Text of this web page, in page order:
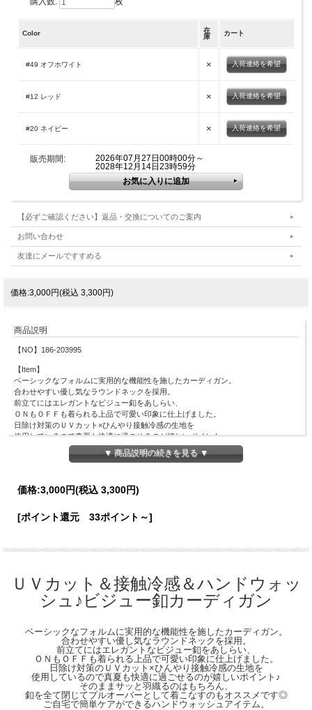
Color
在
庫
カート
#49 オフホワイト × 入荷連絡を希望
#12 レッド × 入荷連絡を希望
#20 ネイビー × 入荷連絡を希望
販売期間:
2026年07月27日00時00分～
2028年12月14日23時59分
【必ずご確認ください】返品・交換についてのご案内
お問い合わせ
友達にメールですすめる
価格:3,000円(税込 3,300円)
商品説明
【NO】186-203995
【Item】
ベーシックなフォルムに実用的な機能性を施したカーディガン。
合わせやすい優し気なラウンドネックを採用。
前立てにはエレガントなビジュー釦をあしらい、
ＯＮもＯＦＦも着られる上品で可愛い印象に仕上げました。
日除け対策のＵＶカット×ひんやり接触冷感の生地を
使用しているので真夏も快適に過ごせるのが嬉しいポイント♪
そのままサッと羽織るのはもちろん、
釦を全て閉じてプルオーバーとして着こなすのもオススメです◎
【Material】
【Detail】
肩幅：33cm
裾幅：33cm
【Color】#12 レッド/ #49 オフホワイト/ #20 ネイビー
【Attention】サイズは平置きサイズとなりますので測り方により誤差が出る場合が
ございます。 色合いはモニター環境により若干の誤差が出ます。 ライティングや
天候によりモデル画像と物撮り画像のカラーに違いある場合、物撮り画像の方が実
際のカラーに近い状態で撮影されておりますので、そちらを参考にしてくださいま
▼ 商品説明の続きを見る ▼
価格:3,000円(税込 3,300円)
[ポイント還元 33ポイント～]
ＵＶカット＆接触冷感＆ハンドウォッ
シュ♪ビジュー釦カーディガン
ベーシックなフォルムに実用的な機能性を施したカーディガン。
合わせやすい優し気なラウンドネックを採用。
前立てにはエレガントなビジュー釦をあしらい、
ＯＮもＯＦＦも着られる上品で可愛い印象に仕上げました。
日除け対策のＵＶカット×ひんやり接触冷感の生地を
使用しているので真夏も快適に過ごせるのが嬉しいポイント♪
そのままサッと羽織るのはもちろん、
釦を全て閉じてプルオーバーとして着こなすのもオススメです◎
ご自宅で簡単ケアができるハンドウォッシュアイテム。